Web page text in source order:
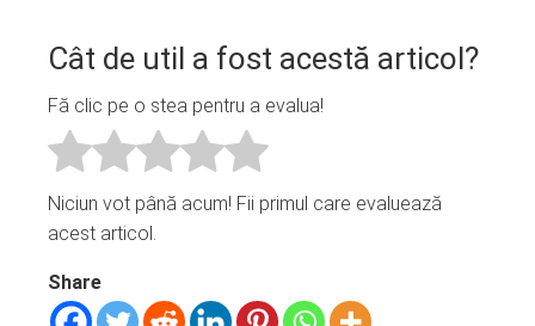
Cât de util a fost acestă articol?
Fă clic pe o stea pentru a evalua!
Niciun vot până acum! Fii primul care evaluează
acest articol.
Share